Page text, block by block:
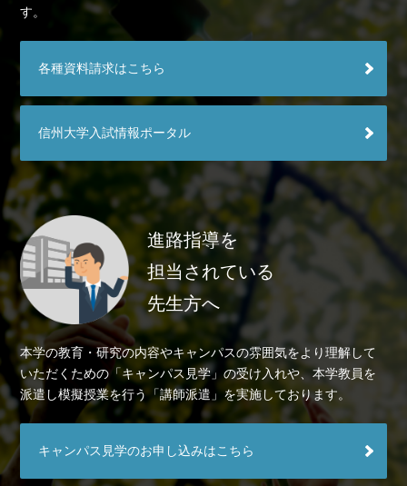
す。
各種資料請求はこちら
信州大学入試情報ポータル
進路指導を
担当されている
先生方へ
本学の教育・研究の内容やキャンパスの雰囲気をより理解して
いただくための「キャンパス見学」の受け入れや、本学教員を
派遣し模擬授業を行う「講師派遣」を実施しております。
キャンパス見学のお申し込みはこちら